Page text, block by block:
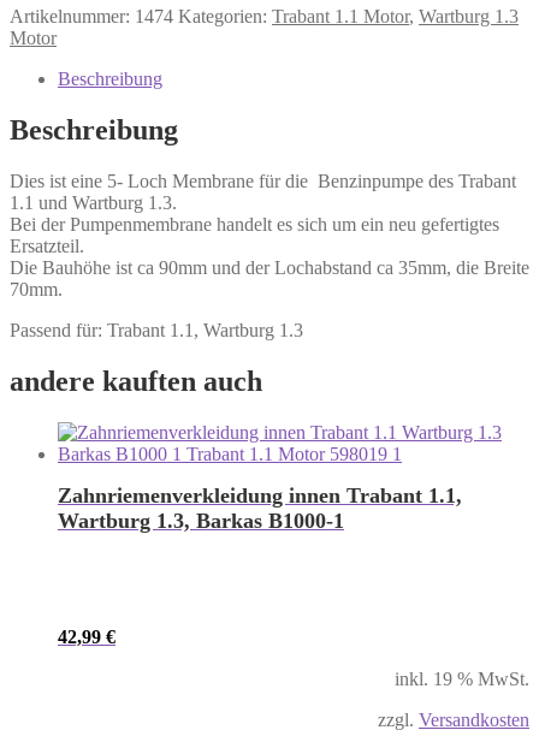
Artikelnummer: 1474 Kategorien: Trabant 1.1 Motor, Wartburg 1.3
Motor
Beschreibung
Beschreibung
Dies ist eine 5- Loch Membrane für die Benzinpumpe des Trabant
1.1 und Wartburg 1.3.
Bei der Pumpenmembrane handelt es sich um ein neu gefertigtes
Ersatzteil.
Die Bauhöhe ist ca 90mm und der Lochabstand ca 35mm, die Breite
70mm.
Passend für: Trabant 1.1, Wartburg 1.3
andere kauften auch
Zahnriemenverkleidung innen Trabant 1.1,
Wartburg 1.3, Barkas B1000-1
42,99 €
inkl. 19 % MwSt.
zzgl. Versandkosten